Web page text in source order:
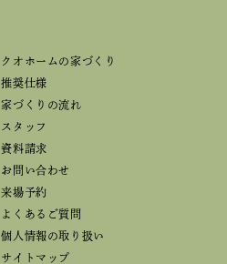
クオホームの家づくり
推奨仕様
家づくりの流れ
スタッフ
資料請求
お問い合わせ
来場予約
よくあるご質問
個人情報の取り扱い
サイトマップ